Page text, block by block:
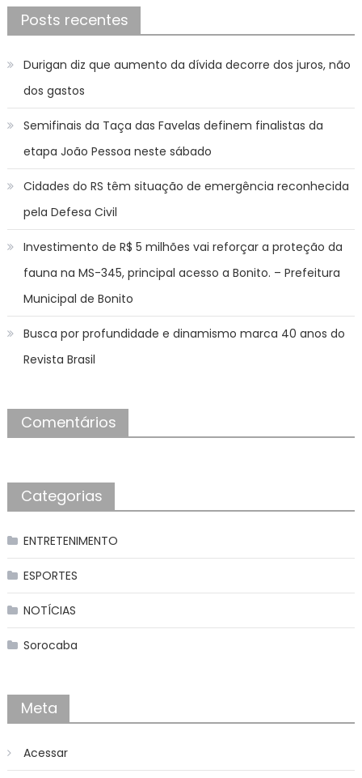
Posts recentes
Durigan diz que aumento da dívida decorre dos juros, não
dos gastos
Semifinais da Taça das Favelas definem finalistas da
etapa João Pessoa neste sábado
Cidades do RS têm situação de emergência reconhecida
pela Defesa Civil
Investimento de R$ 5 milhões vai reforçar a proteção da
fauna na MS-345, principal acesso a Bonito. – Prefeitura
Municipal de Bonito
Busca por profundidade e dinamismo marca 40 anos do
Revista Brasil
Comentários
Categorias
ENTRETENIMENTO
ESPORTES
NOTÍCIAS
Sorocaba
Meta
Acessar